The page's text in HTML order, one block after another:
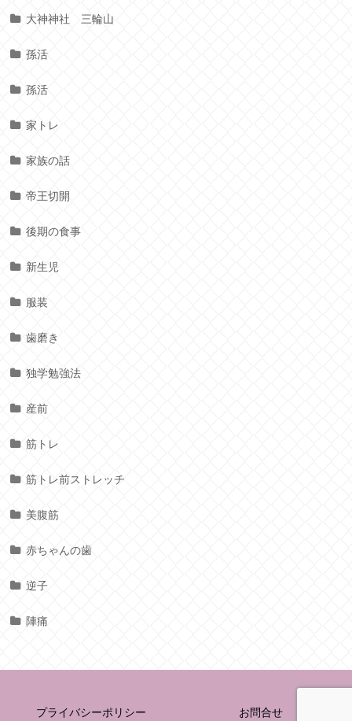
大神神社 三輪山
孫活
孫活
家トレ
家族の話
帝王切開
後期の食事
新生児
服装
歯磨き
独学勉強法
産前
筋トレ
筋トレ前ストレッチ
美腹筋
赤ちゃんの歯
逆子
陣痛
プライバシーポリシー お問合せ